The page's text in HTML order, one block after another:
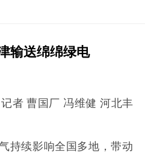
输送绵绵绿电
者 曹国厂 冯维健 河北丰
持续影响全国多地，带动